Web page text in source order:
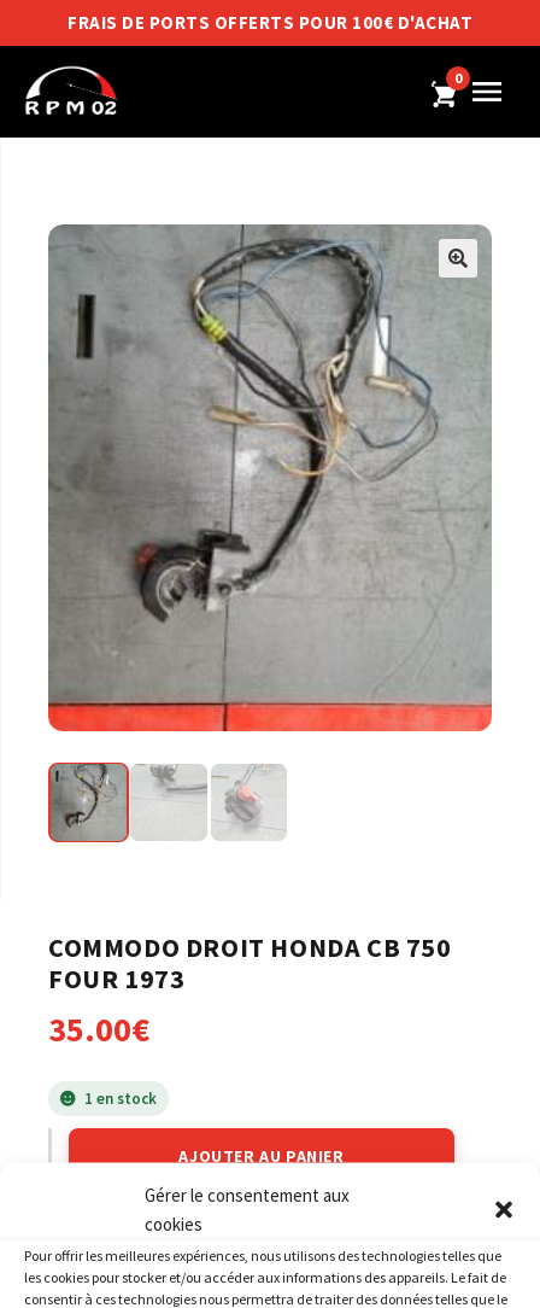
Gérer le consentement aux
cookies
Pour offrir les meilleures expériences, nous utilisons des technologies telles que
les cookies pour stocker et/ou accéder aux informations des appareils. Le fait de
consentir à ces technologies nous permettra de traiter des données telles que le
FRAIS DE PORTS OFFERTS POUR 100€ D'ACHAT
0
COMMODO DROIT HONDA CB 750
FOUR 1973
35.00€
1 en stock
AJOUTER AU PANIER